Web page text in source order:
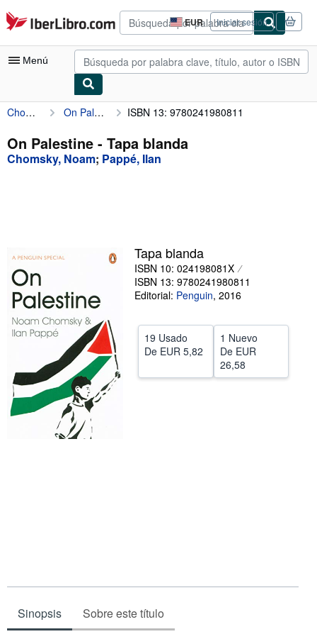
Pasar al contenido principal
IberLibro.com EUR
Preferencias
de
compra
del
Iniciar sesión
Menú
Mi cuenta
Consultar mis pedidos
Búsqueda avanzada
Vendedores
Comenzar a vender
Ayuda
CERRAR
Chomsky, Noam On Palestine ISBN 13: 9780241980811
On Palestine - Tapa blanda
Chomsky, Noam; Pappé, Ilan
Tapa blanda
ISBN 10: 024198081X
ISBN 13: 9780241980811
Editorial: Penguin, 2016
19 Usado
De EUR 5,82
1 Nuevo
De EUR
26,58
Sinopsis Sobre este título